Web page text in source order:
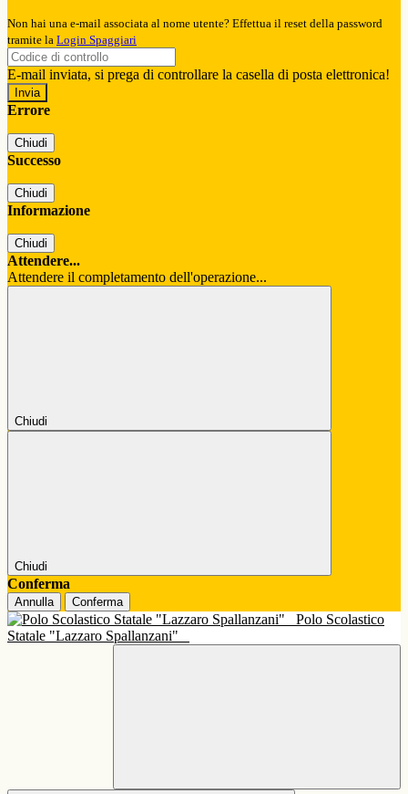
Non hai una e-mail associata al nome utente? Effettua il reset della password
tramite la Login Spaggiari
E-mail inviata, si prega di controllare la casella di posta elettronica!
Errore
Chiudi
Successo
Chiudi
Informazione
Chiudi
Attendere...
Attendere il completamento dell'operazione...
Chiudi
Chiudi
Conferma
Annulla Conferma
Polo Scolastico
Statale "Lazzaro Spallanzani"